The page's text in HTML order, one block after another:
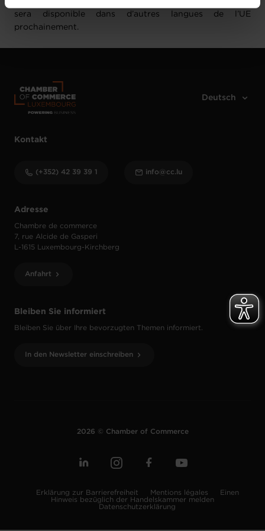
vos données personnelles, vous pouvez consulter notre
Charte d’usage des cookies
Politique de
sera disponible dans d’autres langues de l’UE
prochainement.
Bleiben Sie informiert
Bleiben Sie über Ihre bevorzugten Themen informiert.
In den Newsletter einschreiben
Adresse
Chambre de commerce
7, rue Alcide de Gasperi
L-1615 Luxembourg-Kirchberg
Anfahrt
Kontakt
(+352) 42 39 39 1 info@cc.lu
2026 © Chamber of Commerce
Erklärung zur Barrierefreiheit Mentions légales
Einen
Hinweis bezüglich der Handelskammer melden
Datenschutzerklärung